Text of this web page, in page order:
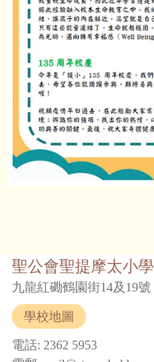
聖公會聖提摩太小學
九龍紅磡鶴園街14及19號
學校地圖
電話: 2362 5953